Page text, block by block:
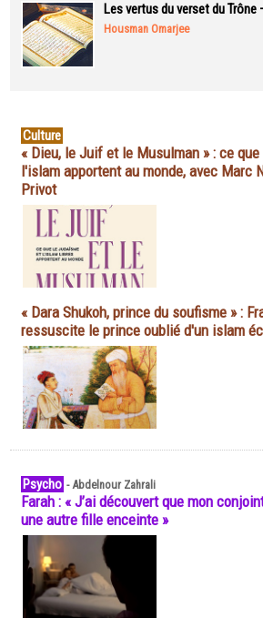
Les vertus du verset du Trône
Housman Omarjee
Culture
« Dieu, le Juif et le Musulman » : ce
l'islam apportent au monde, avec Marc
Privot
« Dara Shukoh, prince du soufisme » :
ressuscite le prince oublié d'un islam
Psycho -Abdelnour Zahrali
Farah : « J’ai découvert que mon
une autre fille enceinte »